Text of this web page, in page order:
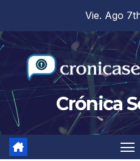
contenido
Vie. Ago
Crónica